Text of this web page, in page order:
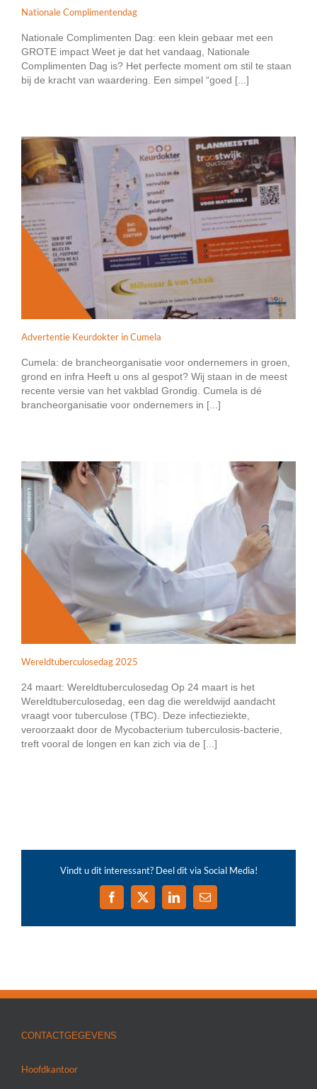
Nationale Complimentendag
Nationale Complimenten Dag: een klein gebaar met een
GROTE impact Weet je dat het vandaag, Nationale
Complimenten Dag is? Het perfecte moment om stil te staan
bij de kracht van waardering. Een simpel “goed [...]
Advertentie Keurdokter in Cumela
Cumela: de brancheorganisatie voor ondernemers in groen,
grond en infra Heeft u ons al gespot? Wij staan in de meest
recente versie van het vakblad Grondig. Cumela is dé
brancheorganisatie voor ondernemers in [...]
Wereldtuberculosedag 2025
24 maart: Wereldtuberculosedag Op 24 maart is het
Wereldtuberculosedag, een dag die wereldwijd aandacht
vraagt voor tuberculose (TBC). Deze infectieziekte,
veroorzaakt door de Mycobacterium tuberculosis-bacterie,
treft vooral de longen en kan zich via de [...]
Vindt u dit interessant? Deel dit via Social Media!
Facebook
X LinkedIn
E-
CONTACTGEGEVENS
Hoofdkantoor